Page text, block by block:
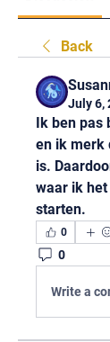
Back
July 6,
Ik ben pas
en ik merk
is.
waar ik
starten.
0
0
Write a